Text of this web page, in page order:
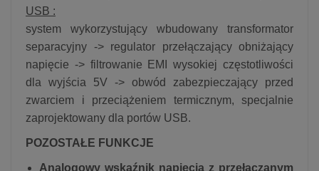
USB :
system wykorzystujący wbudowany transformator
separacyjny -> regulator przełączający obniżający
napięcie -> filtrowanie EMI wysokiej częstotliwości
dla wyjścia 5V -> obwód zabezpieczający przed
zwarciem i przeciążeniem termicznym, specjalnie
zaprojektowany dla portów USB.
POZOSTAŁE FUNKCJE
Analogowy wskaźnik napięcia z przełączanym